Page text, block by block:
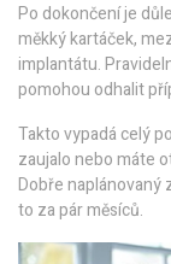
Po dokončení je
měkký kartáček,
implantátu.
pomohou odhalit
Takto vypadá celý
zaujalo nebo máte
Dobře naplánovaný
to za pár měsíců.